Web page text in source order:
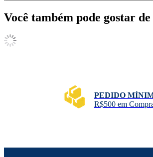
Você também pode gostar de
FABRICAÇÃO
Exclusivos para você